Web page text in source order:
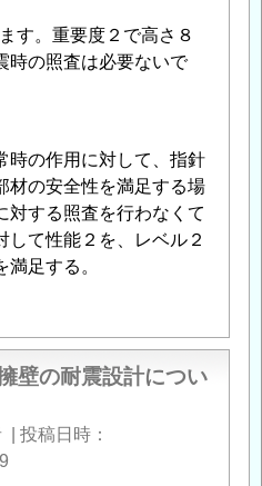
す。重要度２で高さ８
時の照査は必要ないで
時の作用に対して、指針
材の安全性を満足する場
対する照査を行わなくて
して性能２を、レベル２
足する。
壁の耐震設計につい
投稿日時